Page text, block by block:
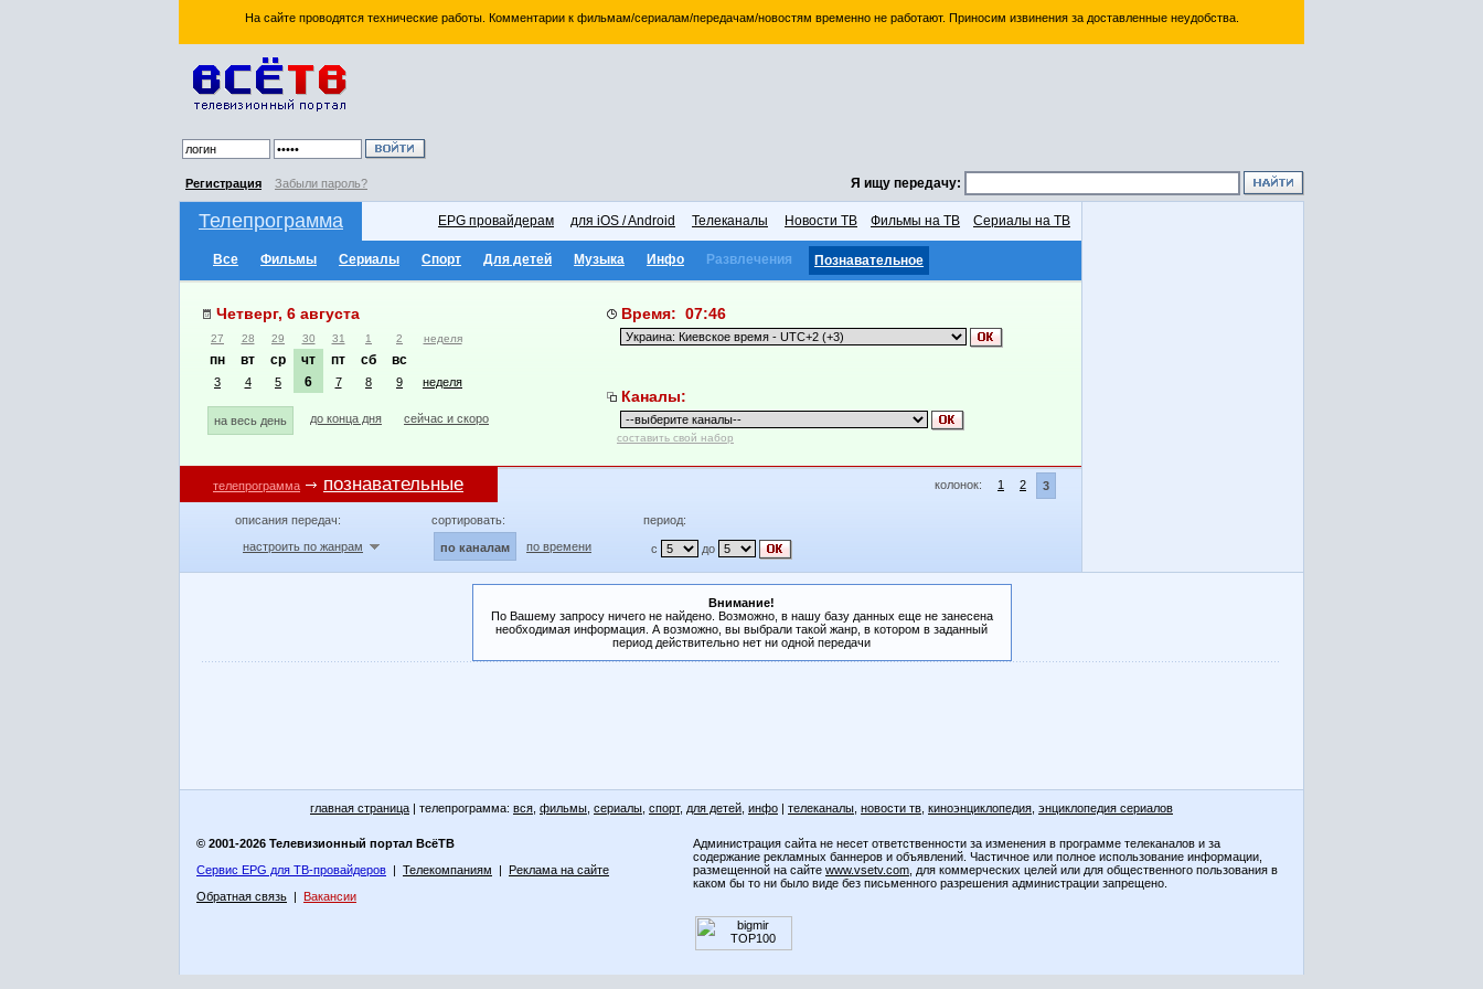
На сайте проводятся технические работы. Комментарии к фильмам/сериалам/передачам/новостям временно не работают. Приносим извинения за доставленные неудобства.
Регистрация Забыли пароль? Я ищу передачу:
Телепрограмма EPG провайдерам для iOS / Android Телеканалы Новости ТВ Фильмы на ТВ Сериалы на ТВ
Все Фильмы Сериалы Спорт Для детей Музыка Инфо Развлечения Познавательное
Четверг, 6 августа
27 28 29 30 31 1 2 неделя
пн вт ср чт пт сб вс
3 4 5 6 7 8 9 неделя
на весь день до конца дня сейчас и скоро
Время: 07:46
Каналы:
составить свой набор
телепрограмма познавательные колонок: 1 2 3
описания передач:
настроить по жанрам
сортировать:
по каналам по времени
период:
с до
Внимание!
По Вашему запросу ничего не найдено. Возможно, в нашу базу данных еще не занесена
необходимая информация. А возможно, вы выбрали такой жанр, в котором в заданный
период действительно нет ни одной передачи
главная страница | телепрограмма: вся фильмы сериалы спорт, для детей инфо | телеканалы новости тв киноэнциклопедия энциклопедия сериалов
© 2001-2026 Телевизионный портал ВсёТВ
Сервис EPG для ТВ-провайдеров | Телекомпаниям | Реклама на сайте
Обратная связь | Вакансии
Администрация сайта не несет ответственности за изменения в программе телеканалов и за
содержание рекламных баннеров и объявлений. Частичное или полное использование информации,
размещенной на сайте www.vsetv.com , для коммерческих целей или для общественного пользования в
каком бы то ни было виде без письменного разрешения администрации запрещено.